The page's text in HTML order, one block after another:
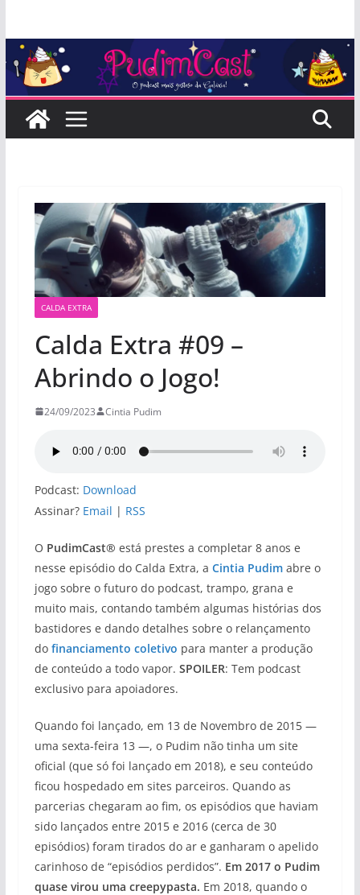
conteúdo
CALDA EXTRA
Calda Extra #09 –
Abrindo o Jogo!
24/09/2023 Cintia Pudim
Podcast: Download
Assinar? Email | RSS
O PudimCast® está prestes a completar 8 anos e
nesse episódio do Calda Extra, a Cintia Pudimabre o
jogo sobre o futuro do podcast, trampo, grana e
muito mais, contando também algumas histórias dos
bastidores e dando detalhes sobre o relançamento
do financiamento coletivo para manter a produção
de conteúdo a todo vapor. SPOILER: Tem podcast
exclusivo para apoiadores.
Quando foi lançado, em 13 de Novembro de 2015 —
uma sexta-feira 13 —, o Pudim não tinha um site
oficial (que só foi lançado em 2018), e seu conteúdo
ficou hospedado em sites parceiros. Quando as
parcerias chegaram ao fim, os episódios que haviam
sido lançados entre 2015 e 2016 (cerca de 30
episódios) foram tirados do ar e ganharam o apelido
carinhoso de “episódios perdidos”. Em 2017 o Pudim
quase virou uma creepypasta. Em 2018, quando o